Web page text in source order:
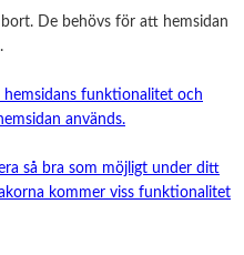
De behövs för att hemsidan
funktionalitet och
används.
så bra som möjligt under ditt
kommer viss funktionalitet